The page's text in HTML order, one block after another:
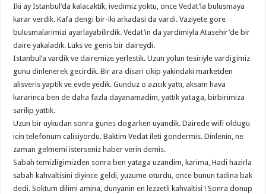
Iki ay Istanbul’da kalacaktik, ivedimiz yoktu, once Vedat’la bulusmaya
karar verdik. Kafa dengi bir-iki arkadasi da vardi. Vaziyete gore
bulusmalarimizi ayarlayabilirdik. Vedat’in da yardimiyla Atasehir’de bir
daire yakaladık. Luks ve genis bir daireydi.
Istanbul’a vardik ve dairemize yerlestik. Uzun yolun tesiriyle vardigimiz
gunu dinlenerek gecirdik. Bir ara disari cikip yakindaki marketden
alisveris yaptik ve evde yedik. Gunduz o azıcık yattı, aksam hava
kararinca ben de daha fazla dayanamadim, yattik yataga, birbirimiza
sarilip yattık.
Uzun bir uykudan sonra gunes dogarken uyandik. Dairede wifi oldugu
icin telefonum calisiyordu. Baktim Vedat ileti gondermis. Dinlenin, ne
zaman gelmemi isterseniz haber verin demis.
Sabah temizligimizden sonra ben yataga uzandim, karima, Hadi hazirla
sabah kahvaltisini diyince geldi, yuzume oturdu, once bunun tadina bak
dedi. Soktum dilimi amina, dunyanin en lezzetli kahvaltisi ! Sonra donup